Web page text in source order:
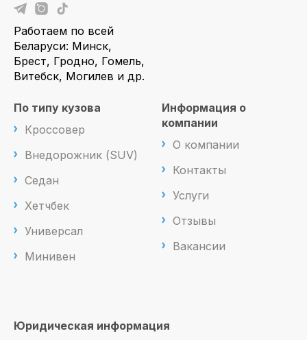
Работаем по всей
Беларуси: Минск,
Брест, Гродно, Гомель,
Витебск, Могилев и др.
По типу кузова
Кроссовер
Внедорожник (SUV)
Седан
Хетчбек
Универсал
Минивен
Информация о
компании
О компании
Контакты
Услуги
Отзывы
Вакансии
Юридическая информация